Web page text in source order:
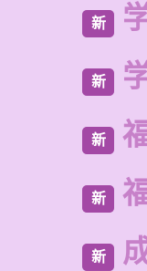
新
新
新
新
新